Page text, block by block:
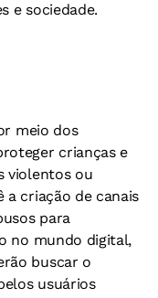
e sociedade.
meio dos
crianças e
violentos ou
a criação de canais
para
no mundo digital,
buscar o
usuários